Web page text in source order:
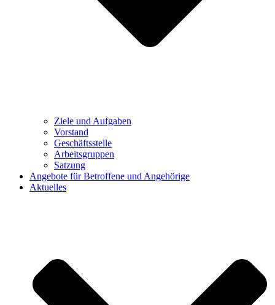
Ziele und Aufgaben
Vorstand
Geschäftsstelle
Arbeitsgruppen
Satzung
Angebote für Betroffene und Angehörige
Aktuelles